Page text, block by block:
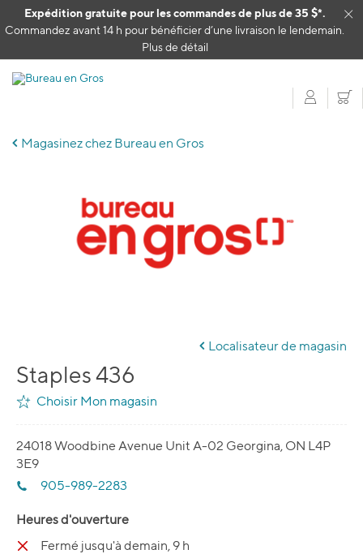
Expédition gratuite pour les commandes de plus de 35 $*.
Commandez avant 14 h pour bénéficier d’une livraison le lendemain.
Plus de détail
Mon
Magasinez chez Bureau en Gros
Localisateur de magasin
Staples 436
Choisir Mon magasin
24018 Woodbine Avenue Unit A-02 Georgina, ON L4P
3E9
905-989-2283
Heures d'ouverture
Fermé jusqu'à demain, 9 h